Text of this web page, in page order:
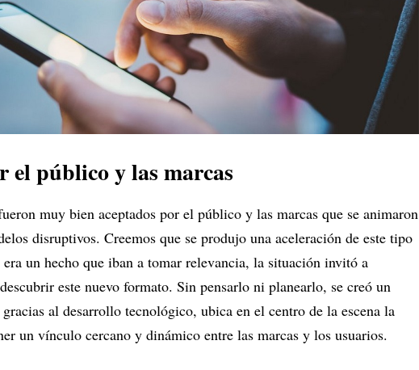
el público y las marcas
muy bien aceptados por el público y las marcas que se animaron
disruptivos. Creemos que se produjo una aceleración de este tipo
un hecho que iban a tomar relevancia, la situación invitó a
este nuevo formato. Sin pensarlo ni planearlo, se creó un
al desarrollo tecnológico, ubica en el centro de la escena la
un vínculo cercano y dinámico entre las marcas y los usuarios.